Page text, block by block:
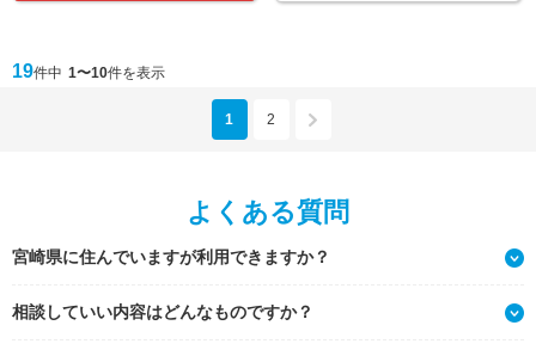
19件中 1〜10件を表示
1 2
よくある質問
宮崎県に住んでいますが利用できますか？
相談していい内容はどんなものですか？